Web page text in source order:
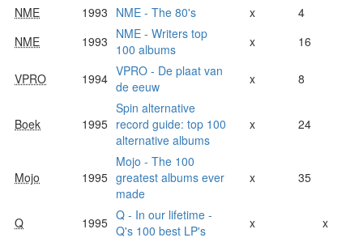
NME
1993 NME - The 80's x
4
NME
1993 NME - Writers top
100 albums
x 16
VPRO 1994 VPRO - De plaat van
de eeuw
x 8
Boek 1995
Spin alternative
record guide: top 100
alternative albums
x 24
Mojo 1995
Mojo - The 100
greatest albums ever
made
x 35
Q 1995 Q - In our lifetime -
Q's 100 best LP's
x
x